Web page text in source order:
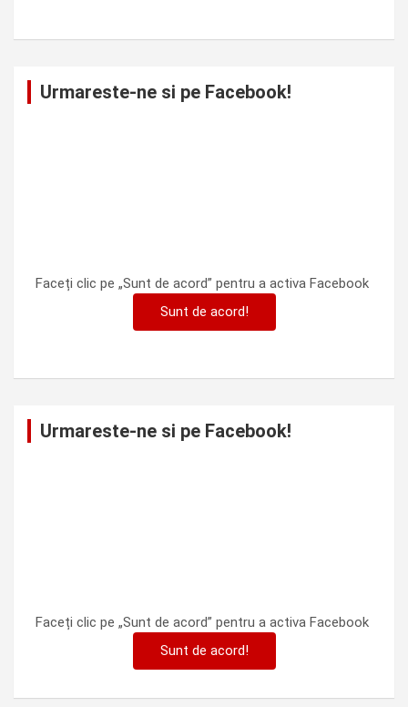
Urmareste-ne si pe Facebook!
Faceți clic pe „Sunt de acord” pentru a activa Facebook
Sunt de acord!
Urmareste-ne si pe Facebook!
Faceți clic pe „Sunt de acord” pentru a activa Facebook
Sunt de acord!